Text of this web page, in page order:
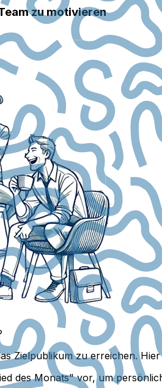
zu motivieren
Zielpublikum zu erreichen.
des Monats" vor, um